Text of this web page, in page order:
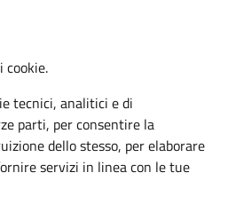
cookie.
tecnici, analitici e di
parti, per consentire la
dello stesso, per elaborare
servizi in linea con le tue